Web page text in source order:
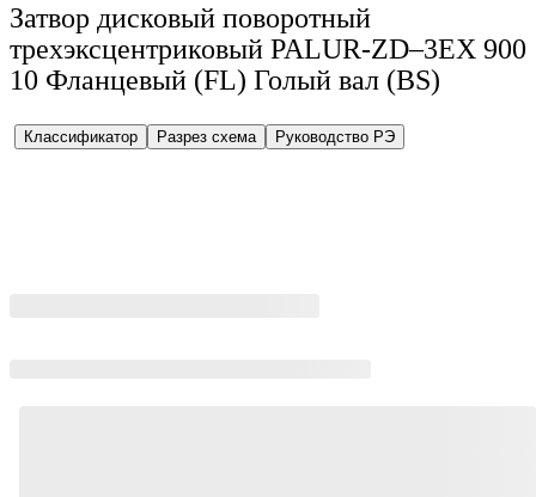
Затвор дисковый поворотный
трехэксцентриковый PALUR-ZD–3EX 900
10 Фланцевый (FL) Голый вал (BS)
Классификатор Разрез схема Руководство РЭ